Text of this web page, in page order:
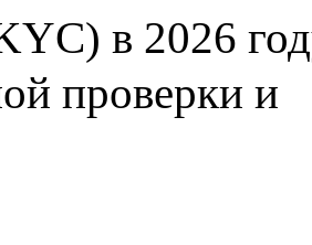
в 2026
проверки и